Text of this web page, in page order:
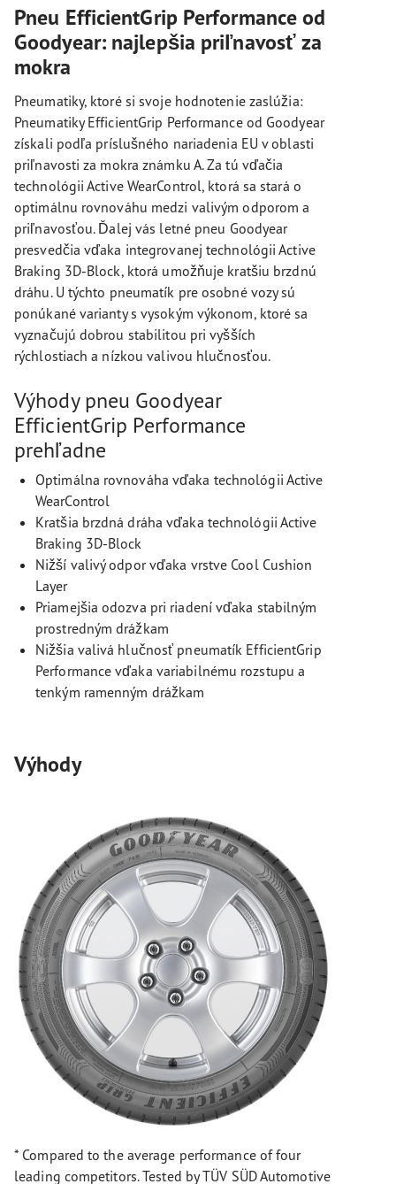
Pneu EfficientGrip Performance od
Goodyear: najlepšia priľnavosť za
mokra
Pneumatiky, ktoré si svoje hodnotenie zaslúžia:
Pneumatiky EfficientGrip Performance od Goodyear
získali podľa príslušného nariadenia EU v oblasti
priľnavosti za mokra známku A. Za tú vďačia
technológii Active WearControl, ktorá sa stará o
optimálnu rovnováhu medzi valivým odporom a
priľnavosťou. Ďalej vás letné pneu Goodyear
presvedčia vďaka integrovanej technológii Active
Braking 3D-Block, ktorá umožňuje kratšiu brzdnú
dráhu. U týchto pneumatík pre osobné vozy sú
ponúkané varianty s vysokým výkonom, ktoré sa
vyznačujú dobrou stabilitou pri vyšších
rýchlostiach a nízkou valivou hlučnosťou.
Výhody pneu Goodyear
EfficientGrip Performance
prehľadne
Optimálna rovnováha vďaka technológii Active
WearControl
Kratšia brzdná dráha vďaka technológii Active
Braking 3D-Block
Nižší valivý odpor vďaka vrstve Cool Cushion
Layer
Priamejšia odozva pri riadení vďaka stabilným
prostredným drážkam
Nižšia valivá hlučnosť pneumatík EfficientGrip
Performance vďaka variabilnému rozstupu a
tenkým ramenným drážkam
Výhody
* Compared to the average performance of four
leading competitors. Tested by TÜV SÜD Automotive